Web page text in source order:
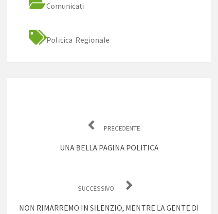
Comunicati
Politica Regionale
PRECEDENTE
UNA BELLA PAGINA POLITICA
SUCCESSIVO
NON RIMARREMO IN SILENZIO, MENTRE LA GENTE DI